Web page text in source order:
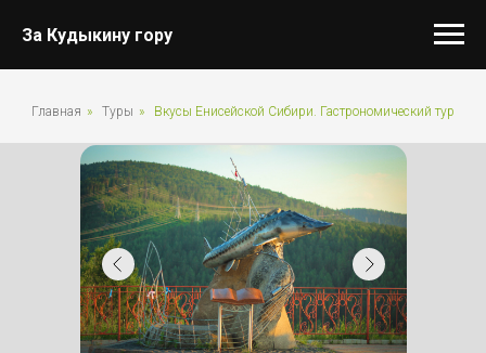
За Кудыкину гору
Главная » Туры » Вкусы Енисейской Сибири. Гастрономический тур